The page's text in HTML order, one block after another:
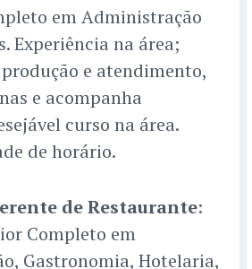
em Administração
Experiência na área;
e atendimento,
e acompanha
curso na área.
de horário.
de Restaurante:
Completo em
Gastronomia, Hotelaria,